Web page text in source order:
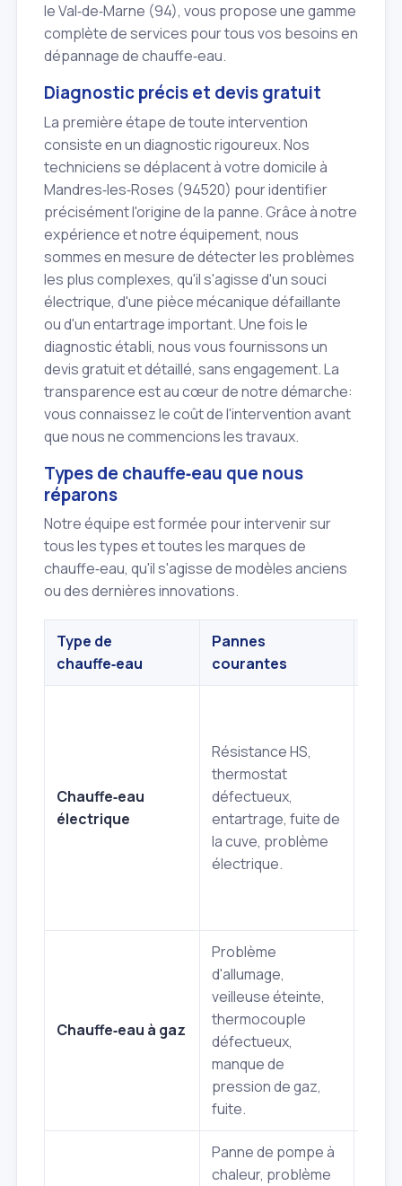
le Val‑de‑Marne (94), vous propose une gamme
complète de services pour tous vos besoins en
dépannage de chauffe‑eau.
Diagnostic précis et devis gratuit
La première étape de toute intervention
consiste en un diagnostic rigoureux. Nos
techniciens se déplacent à votre domicile à
Mandres‑les‑Roses (94520) pour identifier
précisément l'origine de la panne. Grâce à notre
expérience et notre équipement, nous
sommes en mesure de détecter les problèmes
les plus complexes, qu'il s'agisse d'un souci
électrique, d'une pièce mécanique défaillante
ou d'un entartrage important. Une fois le
diagnostic établi, nous vous fournissons un
devis gratuit et détaillé, sans engagement. La
transparence est au cœur de notre démarche:
vous connaissez le coût de l'intervention avant
que nous ne commencions les travaux.
Types de chauffe‑eau que nous
réparons
Notre équipe est formée pour intervenir sur
tous les types et toutes les marques de
chauffe‑eau, qu'il s'agisse de modèles anciens
ou des dernières innovations.
Type de
chauffe‑eau
Pannes
courantes
Chauffe‑eau
électrique
Résistance HS,
thermostat
défectueux,
entartrage, fuite de
la cuve, problème
électrique.
Chauffe‑eau à gaz
Problème
d'allumage,
veilleuse éteinte,
thermocouple
défectueux,
manque de
pression de gaz,
fuite.
Panne de pompe à
chaleur, problème